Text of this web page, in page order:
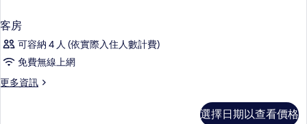
客房
可容納 4 人 (依實際入住人數計費)
免費無線上網
更多資訊
更
選擇日期以查看價格